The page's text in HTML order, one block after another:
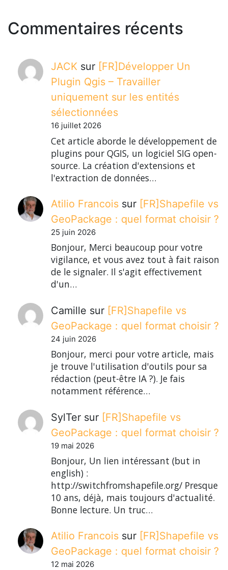
Commentaires récents
JACK sur [FR]Développer Un
Plugin Qgis – Travailler
uniquement sur les entités
sélectionnées
16 juillet 2026
Cet article aborde le développement de
plugins pour QGIS, un logiciel SIG open-
source. La création d'extensions et
l'extraction de données…
Atilio Francois sur [FR]Shapefile vs
GeoPackage : quel format choisir ?
25 juin 2026
Bonjour, Merci beaucoup pour votre
vigilance, et vous avez tout à fait raison
de le signaler. Il s'agit effectivement
d'un…
Camille sur [FR]Shapefile vs
GeoPackage : quel format choisir ?
24 juin 2026
Bonjour, merci pour votre article, mais
je trouve l'utilisation d'outils pour sa
rédaction (peut-être IA ?). Je fais
notamment référence…
SylTer sur [FR]Shapefile vs
GeoPackage : quel format choisir ?
19 mai 2026
Bonjour, Un lien intéressant (but in
english) :
http://switchfromshapefile.org/ Presque
10 ans, déjà, mais toujours d'actualité.
Bonne lecture. Un truc…
Atilio Francois sur
[FR]Shapefile vs
GeoPackage : quel format choisir ?
12 mai 2026